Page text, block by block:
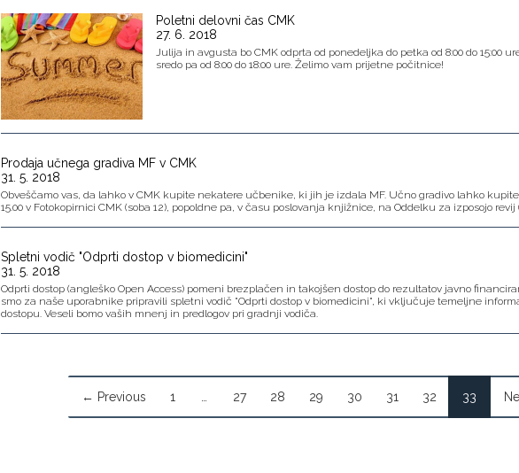
Poletni delovni čas CMK
27. 6. 2018
Julija in avgusta bo CMK odprta od ponedeljka do petka od 8:00 do 15:00
sredo pa od 8:00 do 18:00 ure. Želimo vam prijetne počitnice!
Prodaja učnega gradiva MF v CMK
31. 5. 2018
Obveščamo vas, da lahko v CMK kupite nekatere učbenike, ki jih je izdala MF. Učno gradivo lahko kupite
15.00 v Fotokopirnici CMK (soba 12), popoldne pa, v času poslovanja knjižnice, na Oddelku za izposojo revij
Spletni vodič "Odprti dostop v biomedicini"
31. 5. 2018
Odprti dostop (angleško Open Access) pomeni brezplačen in takojšen dostop do rezultatov javno
smo za naše uporabnike pripravili spletni vodič "Odprti dostop v biomedicini", ki vključuje temeljne
dostopu. Veseli bomo vaših mnenj in predlogov pri gradnji vodiča.
← Previous 1 27 28 29 30 31 32 33